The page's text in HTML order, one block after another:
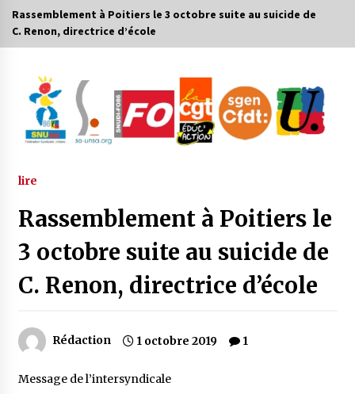
Rassemblement à Poitiers le 3 octobre suite au suicide de
C. Renon, directrice d’école
lire
Rassemblement à Poitiers le
3 octobre suite au suicide de
C. Renon, directrice d’école
Rédaction 1 octobre 2019 1
Message de l’intersyndicale